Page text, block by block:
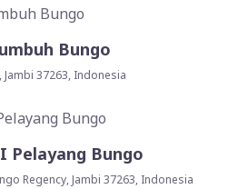
Bungo
Jambi 37263, Indonesia
Pelayang Bungo
Regency, Jambi 37263, Indonesia